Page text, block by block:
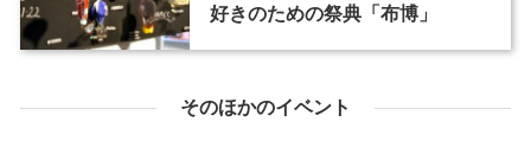
好きのための祭典「布博」
そのほかのイベント